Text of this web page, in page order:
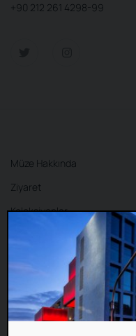
+90 212 261 4298-99
Müze Hakkında
Ziyaret
Koleksiyonlar
İletişim